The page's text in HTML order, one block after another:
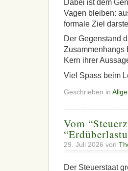
Dabei ist dem
Vagen bleiben:
formale Ziel
Der Gegenstand
Zusammenhangs
Kern ihrer
Viel Spass beim
Geschrieben in
Vom
29. Juli 2026 von
Der Steuerstaat